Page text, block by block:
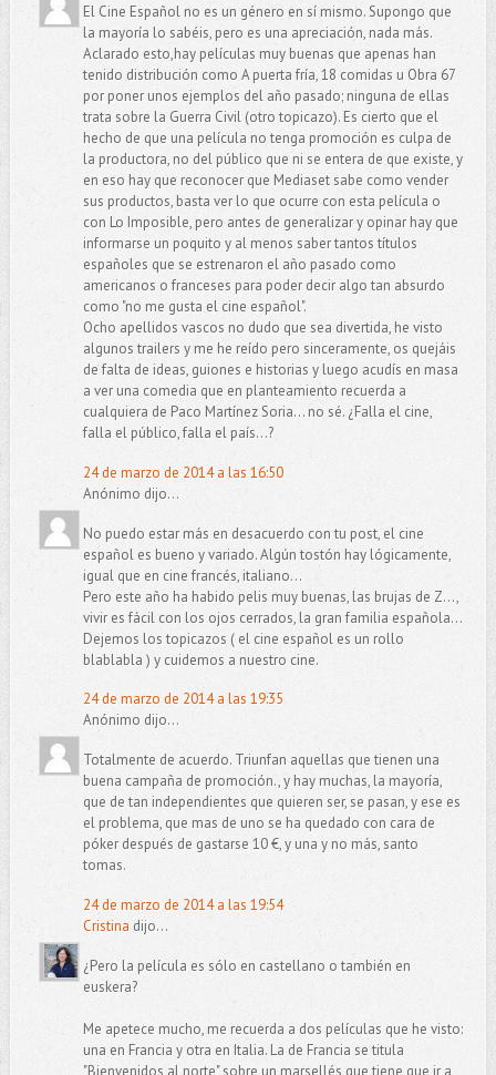
El Cine Español no es un género en sí mismo. Supongo que
la mayoría lo sabéis, pero es una apreciación, nada más.
Aclarado esto,hay películas muy buenas que apenas han
tenido distribución como A puerta fría, 18 comidas u Obra 67
por poner unos ejemplos del año pasado; ninguna de ellas
trata sobre la Guerra Civil (otro topicazo). Es cierto que el
hecho de que una película no tenga promoción es culpa de
la productora, no del público que ni se entera de que existe, y
en eso hay que reconocer que Mediaset sabe como vender
sus productos, basta ver lo que ocurre con esta película o
con Lo Imposible, pero antes de generalizar y opinar hay que
informarse un poquito y al menos saber tantos títulos
españoles que se estrenaron el año pasado como
americanos o franceses para poder decir algo tan absurdo
como "no me gusta el cine español".
Ocho apellidos vascos no dudo que sea divertida, he visto
algunos trailers y me he reído pero sinceramente, os quejáis
de falta de ideas, guiones e historias y luego acudís en masa
a ver una comedia que en planteamiento recuerda a
cualquiera de Paco Martínez Soria... no sé. ¿Falla el cine,
falla el público, falla el país...?
24 de marzo de 2014 a las 16:50
Anónimo dijo...
No puedo estar más en desacuerdo con tu post, el cine
español es bueno y variado. Algún tostón hay lógicamente,
igual que en cine francés, italiano...
Pero este año ha habido pelis muy buenas, las brujas de Z...,
vivir es fácil con los ojos cerrados, la gran familia española...
Dejemos los topicazos ( el cine español es un rollo
blablabla ) y cuidemos a nuestro cine.
24 de marzo de 2014 a las 19:35
Anónimo dijo...
Totalmente de acuerdo. Triunfan aquellas que tienen una
buena campaña de promoción., y hay muchas, la mayoría,
que de tan independientes que quieren ser, se pasan, y ese es
el problema, que mas de uno se ha quedado con cara de
póker después de gastarse 10 €, y una y no más, santo
tomas.
24 de marzo de 2014 a las 19:54
Cristina dijo...
¿Pero la película es sólo en castellano o también en
euskera?
Me apetece mucho, me recuerda a dos películas que he visto:
una en Francia y otra en Italia. La de Francia se titula
"Bienvenidos al norte" sobre un marsellés que tiene que ir a